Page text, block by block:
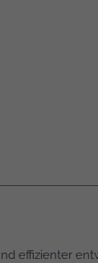
effizienter